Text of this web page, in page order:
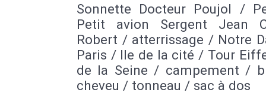
Sonnette Docteur Poujol /
Petit avion Sergent Jean
Robert / atterrissage / Notre
Paris / Ile de la cité / Tour
de la Seine / campement /
cheveu / tonneau / sac à dos